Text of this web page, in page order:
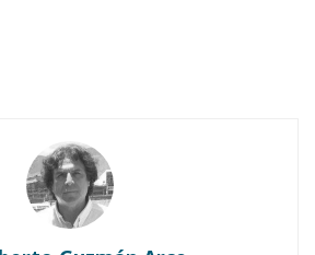
con ellos. Le tienen
generalmente los fines de
a las actividades políticas